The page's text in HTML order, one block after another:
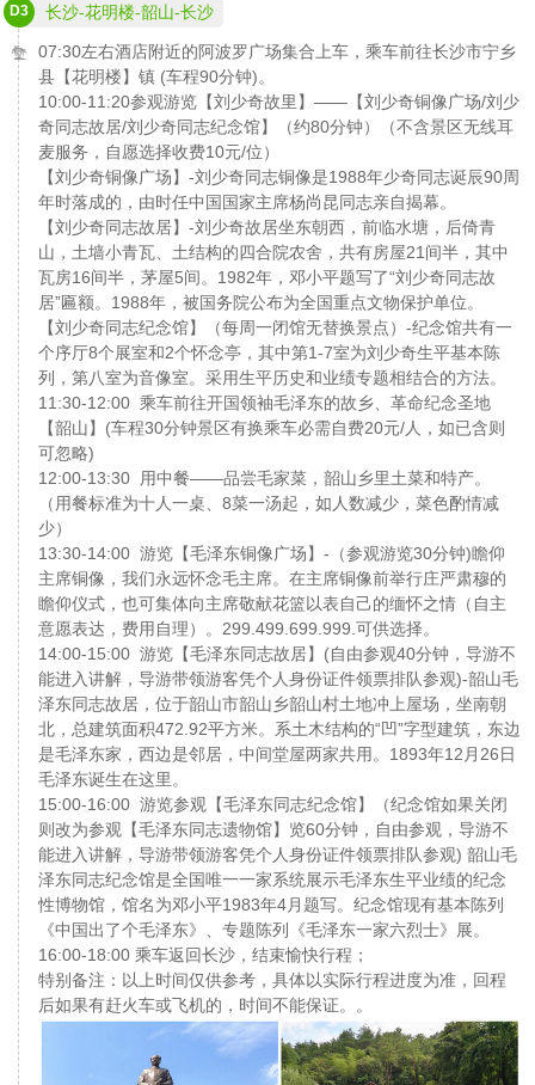
D3 长沙-花明楼-韶山-长沙
07:30左右酒店附近的阿波罗广场集合上车，乘车前往长沙市宁乡
县【花明楼】镇 (车程90分钟)。
10:00-11:20参观游览【刘少奇故里】——【刘少奇铜像广场/刘少
奇同志故居/刘少奇同志纪念馆】（约80分钟）（不含景区无线耳
麦服务，自愿选择收费10元/位）
【刘少奇铜像广场】-刘少奇同志铜像是1988年少奇同志诞辰90周
年时落成的，由时任中国国家主席杨尚昆同志亲自揭幕。
【刘少奇同志故居】-刘少奇故居坐东朝西，前临水塘，后倚青
山，土墙小青瓦、土结构的四合院农舍，共有房屋21间半，其中
瓦房16间半，茅屋5间。1982年，邓小平题写了“刘少奇同志故
居”匾额。1988年，被国务院公布为全国重点文物保护单位。
【刘少奇同志纪念馆】（每周一闭馆无替换景点）-纪念馆共有一
个序厅8个展室和2个怀念亭，其中第1-7室为刘少奇生平基本陈
列，第八室为音像室。采用生平历史和业绩专题相结合的方法。
11:30-12:00 乘车前往开国领袖毛泽东的故乡、革命纪念圣地
【韶山】(车程30分钟景区有换乘车必需自费20元/人，如已含则
可忽略)
12:00-13:30 用中餐——品尝毛家菜，韶山乡里土菜和特产。
（用餐标准为十人一桌、8菜一汤起，如人数减少，菜色酌情减
少）
13:30-14:00 游览【毛泽东铜像广场】-（参观游览30分钟)瞻仰
主席铜像，我们永远怀念毛主席。在主席铜像前举行庄严肃穆的
瞻仰仪式，也可集体向主席敬献花篮以表自己的缅怀之情（自主
意愿表达，费用自理）。299.499.699.999.可供选择。
14:00-15:00 游览【毛泽东同志故居】(自由参观40分钟，导游不
能进入讲解，导游带领游客凭个人身份证件领票排队参观)-韶山毛
泽东同志故居，位于韶山市韶山乡韶山村土地冲上屋场，坐南朝
北，总建筑面积472.92平方米。系土木结构的“凹”字型建筑，东边
是毛泽东家，西边是邻居，中间堂屋两家共用。1893年12月26日
毛泽东诞生在这里。
15:00-16:00 游览参观【毛泽东同志纪念馆】（纪念馆如果关闭
则改为参观【毛泽东同志遗物馆】览60分钟，自由参观，导游不
能进入讲解，导游带领游客凭个人身份证件领票排队参观) 韶山毛
泽东同志纪念馆是全国唯一一家系统展示毛泽东生平业绩的纪念
性博物馆，馆名为邓小平1983年4月题写。纪念馆现有基本陈列
《中国出了个毛泽东》、专题陈列《毛泽东一家六烈士》展。
16:00-18:00 乘车返回长沙，结束愉快行程；
特别备注：以上时间仅供参考，具体以实际行程进度为准，回程
后如果有赶火车或飞机的，时间不能保证。。